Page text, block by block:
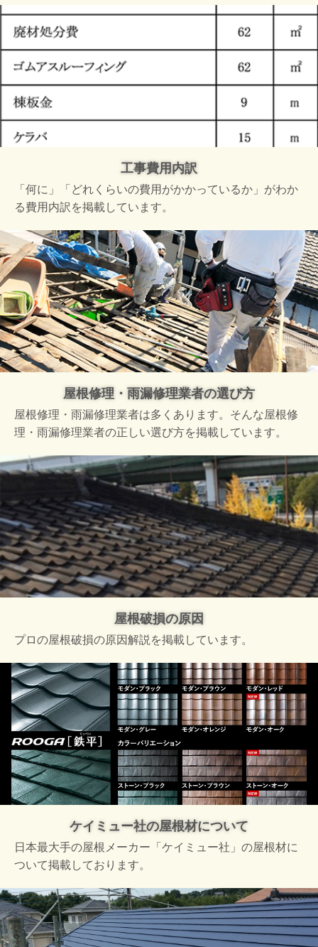
工事費用内訳
「何に」「どれくらいの費用がかかっているか」がわか
る費用内訳を掲載しています。
屋根修理・雨漏修理業者の選び方
屋根修理・雨漏修理業者は多くあります。そんな屋根修
理・雨漏修理業者の正しい選び方を掲載しています。
屋根破損の原因
プロの屋根破損の原因解説を掲載しています。
ケイミュー社の屋根材について
日本最大手の屋根メーカー「ケイミュー社」の屋根材に
ついて掲載しております。